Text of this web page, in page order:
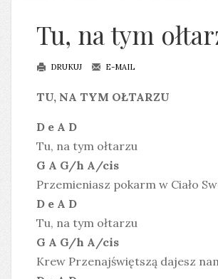
Tu, na tym
DRUKUJ E-MAIL
TU, NA TYM OŁTARZU
D e A D
Tu, na tym ołtarzu
G A G/h A/cis
Przemieniasz pokarm w Ciało
D e A D
Tu, na tym ołtarzu
G A G/h A/cis
Krew Przenajświętszą dajesz